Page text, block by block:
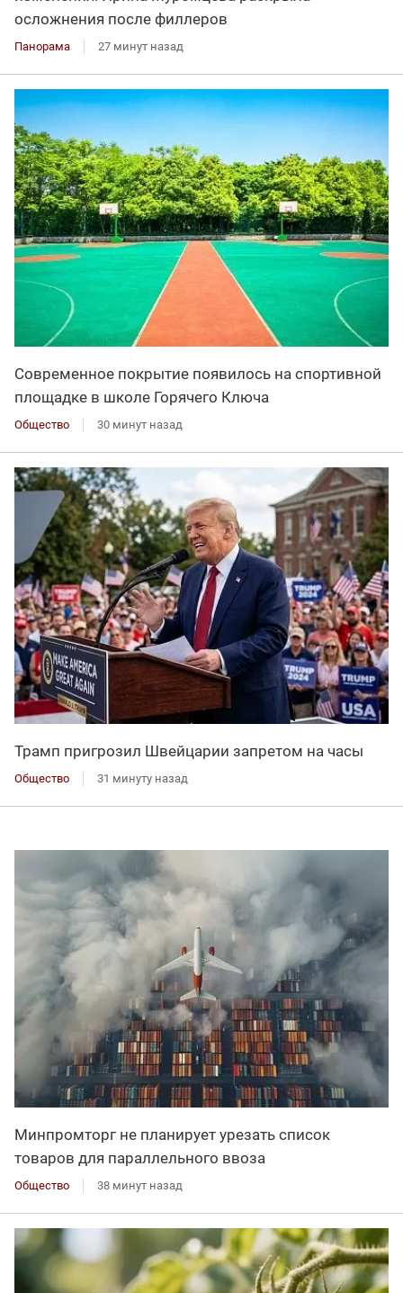
осложнения после филлеров
Панорама 27 минут назад
Современное покрытие появилось на спортивной
площадке в школе Горячего Ключа
Общество 30 минут назад
Трамп пригрозил Швейцарии запретом на часы
Общество 31 минуту назад
Минпромторг не планирует урезать список
товаров для параллельного ввоза
Общество 38 минут назад